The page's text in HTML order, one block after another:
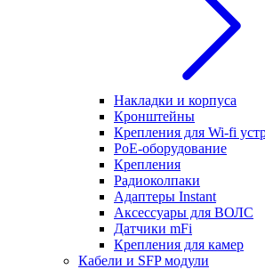
Накладки и корпуса
Кронштейны
Крепления для Wi-fi
РоЕ-оборудование
Крепления
Радиоколпаки
Адаптеры Instant
Аксессуары для ВОЛС
Датчики mFi
Крепления для камер
Кабели и SFP модули